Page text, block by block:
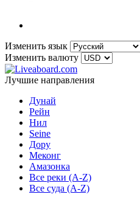
Изменить язык
Изменить валюту
Лучшие направления
Дунай
Рейн
Нил
Seine
Дору
Меконг
Амазонка
Все реки (A-Z)
Все суда (A-Z)